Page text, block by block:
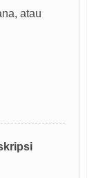
atau